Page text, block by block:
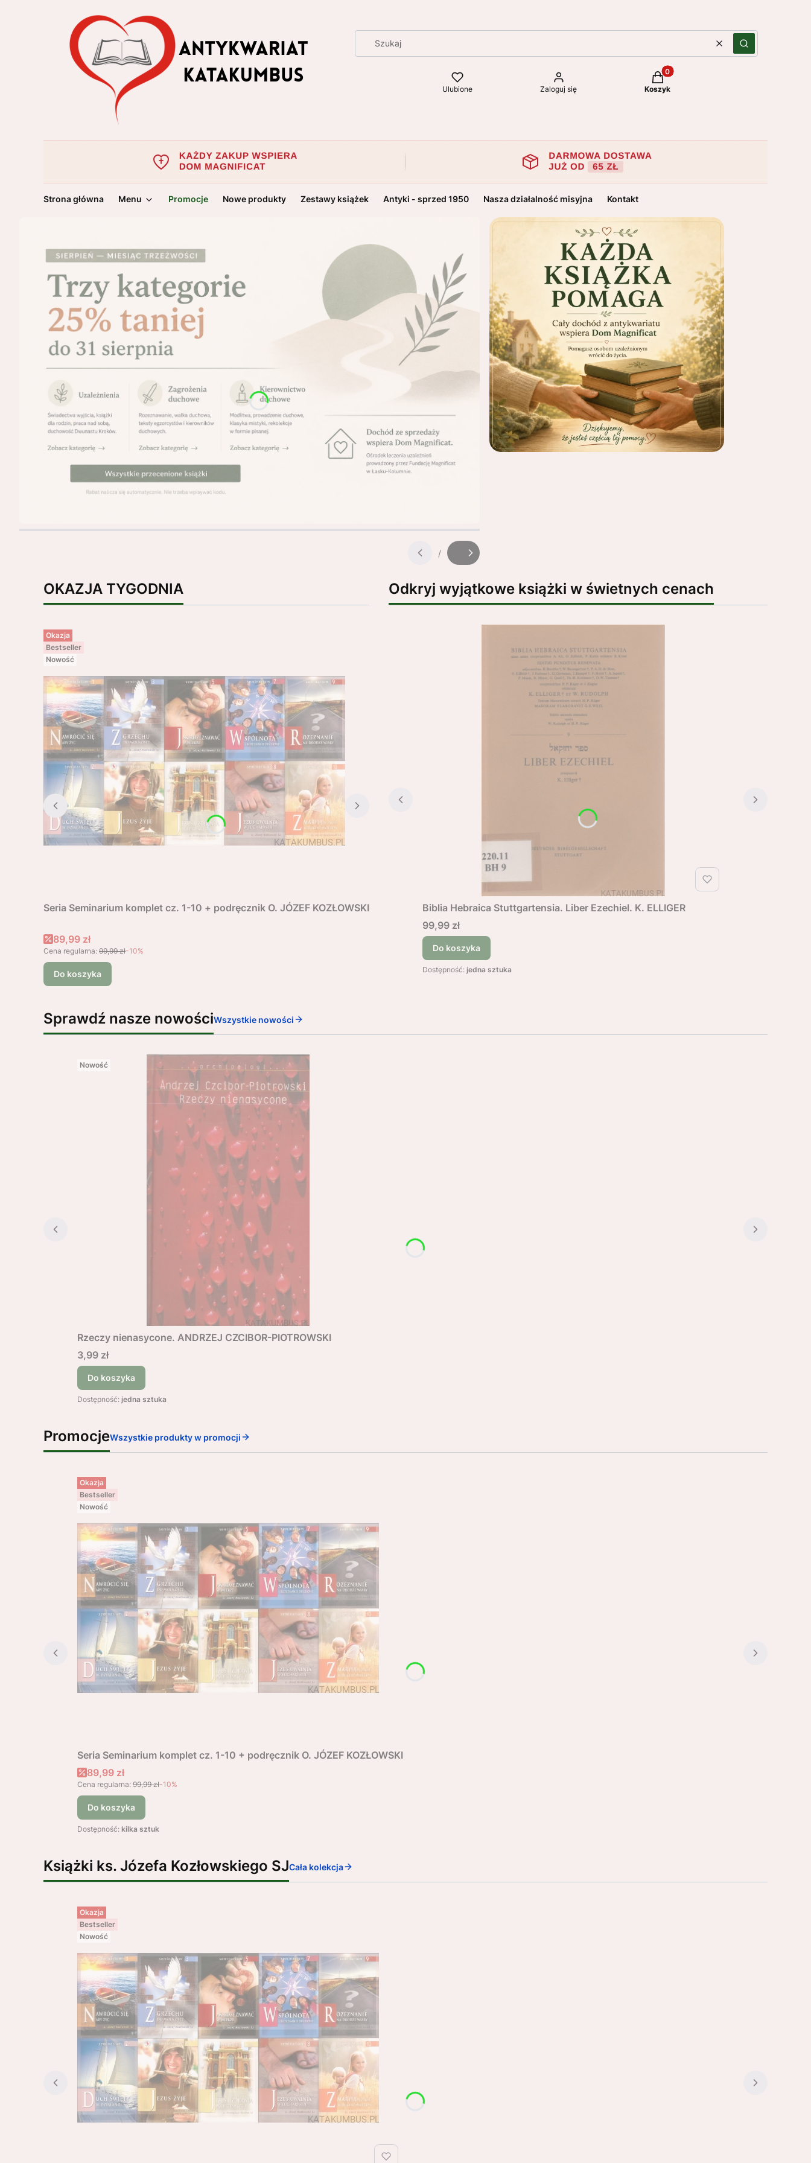
WyczyśćSzukaj
Ulubione Zaloguj się
Produkty w koszyku: 0. Zobacz
Koszyk
Strona główna Menu Promocje Nowe produkty Zestawy książek Antyki - sprzed 1950 Nasza działalność misyjna Kontakt
Naciśnij Enter lub spację, aby otworzyć stronę.
Slajd
/
z
OKAZJA TYGODNIA
Okazja
Bestseller
Nowość
Seria Seminarium komplet cz. 1-10 + podręcznik O. JÓZEF KOZŁOWSKI
Cena promocyjna
89,99 zł
Cena regularna: 99,99 zł-10%
Do koszyka
Odkryj wyjątkowe książki w świetnych cenach
Biblia Hebraica Stuttgartensia. Liber Ezechiel. K. ELLIGER
Cena
99,99 zł
Do koszyka
Dostępność: jedna sztuka
Sprawdź nasze nowościWszystkie nowości
Nowość
Rzeczy nienasycone. ANDRZEJ CZCIBOR-PIOTROWSKI
Cena
3,99 zł
Do koszyka
Dostępność: jedna sztuka
PromocjeWszystkie produkty w promocji
Okazja
Bestseller
Nowość
Seria Seminarium komplet cz. 1-10 + podręcznik O. JÓZEF KOZŁOWSKI
Cena promocyjna
89,99 zł
Cena regularna: 99,99 zł-10%
Do koszyka
Dostępność: kilka sztuk
Książki ks. Józefa Kozłowskiego SJCała kolekcja
Okazja
Bestseller
Nowość